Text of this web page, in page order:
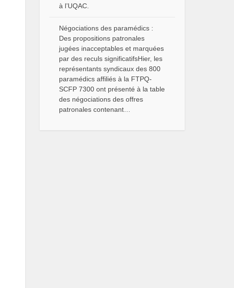
à l’UQAC.
Négociations des paramédics :
Des propositions patronales
jugées inacceptables et marquées
par des reculs significatifsHier, les
représentants syndicaux des 800
paramédics affiliés à la FTPQ-
SCFP 7300 ont présenté à la table
des négociations des offres
patronales contenant…